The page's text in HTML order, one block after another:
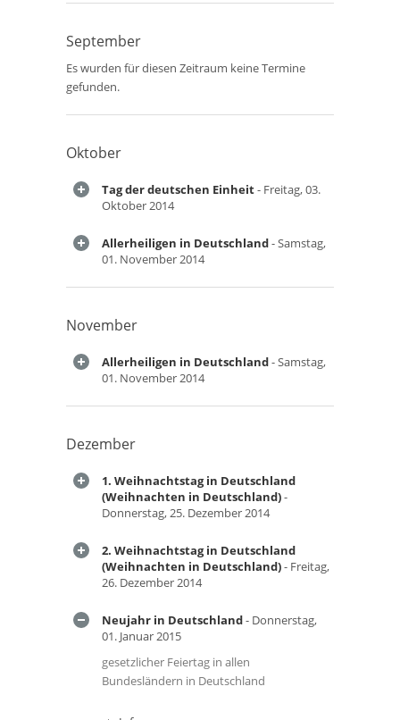
September
Es wurden für diesen Zeitraum keine Termine
gefunden.
Oktober
Tag der deutschen Einheit- Freitag, 03.
Oktober 2014
Allerheiligen in Deutschland- Samstag,
01. November 2014
November
Allerheiligen in Deutschland- Samstag,
01. November 2014
Dezember
1. Weihnachtstag in Deutschland
(Weihnachten in Deutschland)-
Donnerstag, 25. Dezember 2014
2. Weihnachtstag in Deutschland
(Weihnachten in Deutschland)- Freitag,
26. Dezember 2014
Neujahr in Deutschland- Donnerstag,
01. Januar 2015
gesetzlicher Feiertag in allen
Bundesländern in Deutschland